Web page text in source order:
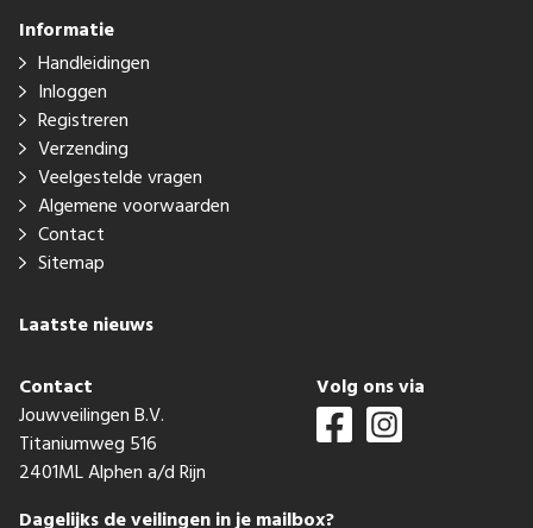
Informatie
Handleidingen
Inloggen
Registreren
Verzending
Veelgestelde vragen
Algemene voorwaarden
Contact
Sitemap
Laatste nieuws
Contact
Jouwveilingen B.V.
Titaniumweg 516
2401ML Alphen a/d Rijn
Volg ons via
Dagelijks de veilingen in je mailbox?